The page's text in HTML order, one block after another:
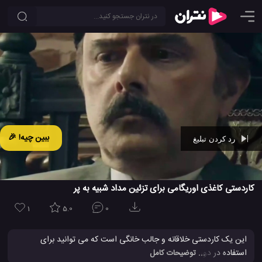
ببین چیه! 🎉 رد کردن تبلیغ
00:33
کاردستی کاغذی اوریگامی برای تزئین مداد شبیه به پر
1 5.0 0
این یک کاردستی خلاقانه و جالب خانگی است که می توانید برای
استفاده در دوران مدرسه نمونه آن را بسازید. با این روش شما خواهید
... توضیحات کامل